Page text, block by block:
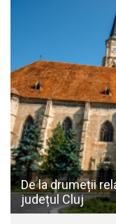
De la drumeții
județul Cluj